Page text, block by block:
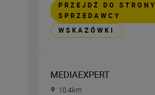
PRZEJDŹ DO STRONY
SPRZEDAWCY
WSKAZÓWKI
MEDIAEXPERT
10.4km